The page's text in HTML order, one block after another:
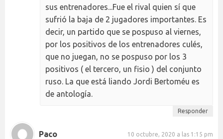
sus entrenadores...Fue el rival quien sí que
sufrió la baja de 2 jugadores importantes. Es
decir, un partido que se pospuso al viernes,
por los positivos de los entrenadores culés,
que no juegan, no se pospuso por los 3
positivos ( el tercero, un fisio ) del conjunto
ruso. La que está liando Jordi Bertoméu es
de antología.
Responder
Paco 10 octubre, 2020 a las 1:15 pm